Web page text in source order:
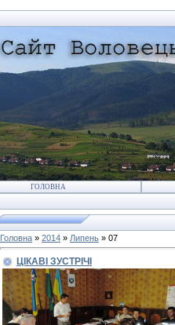
ГОЛОВНА
Головна » 2014 » Липень » 07
ЦІКАВІ ЗУСТРІЧІ